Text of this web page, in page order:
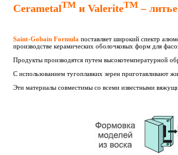
CerametalТМ и ValeriteТМ –
Saint-Gobain Formula поставляет широкий спектр
производстве керамических оболочковых форм для
Продукты производятся путем высокотемпературной
С использованием тугоплавких зерен приготавливают
Эти материалы совместимы со всеми известными